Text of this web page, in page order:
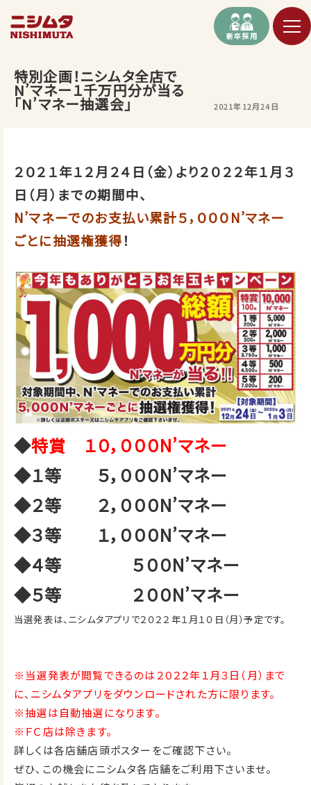
新卒採用
特別企画！ニシムタ全店で
N’マネー１千万円分が当る
「N’マネー抽選会」 2021年12月24日
２０２１年１２月２４日（金）より２０２２年１月３
日（月）までの期間中、
N’マネーでのお支払い累計５，０００N’マネー
ごとに抽選権獲得！
◆特賞 １０，０００N’マネー
◆１等 ５，０００N’マネー
◆２等 ２，０００N’マネー
◆３等 １，０００N’マネー
◆４等 ５００N’マネー
◆５等 ２００N’マネー
当選発表は、ニシムタアプリで２０２２年１月１０日（月）予定です。
※当選発表が閲覧できるのは２０２２年１月３日（月）まで
に、ニシムタアプリをダウンロードされた方に限ります。
※抽選は自動抽選になります。
※ＦＣ店は除きます。
詳しくは各店舗店頭ポスターをご確認下さい。
ぜひ、この機会にニシムタ各店舗をご利用下さいませ。